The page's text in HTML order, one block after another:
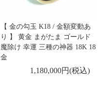
【 金の勾玉 K18 / 金額変動あ
り 】 黄金 まがたま ゴールド
魔除け 幸運 三種の神器 18K 18
金
1,180,000円(税込)